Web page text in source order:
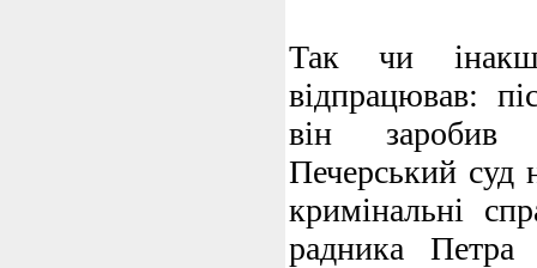
Так чи
відпрацював:
він заробив
Печерський суд
кримінальні
радника Петра